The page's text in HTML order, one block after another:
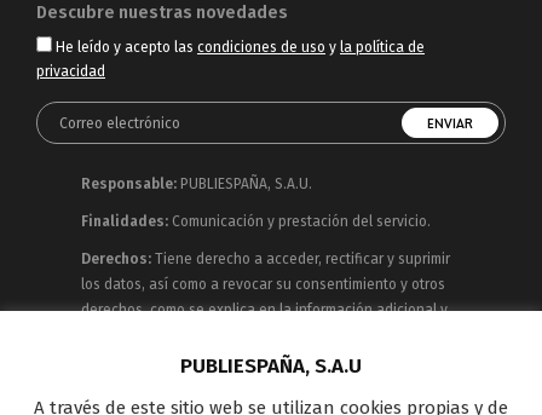
Descubre nuestras novedades
He leído y acepto las condiciones de uso y la política de
privacidad
Responsable: PUBLIESPAÑA, S.A.U.
Finalidades: Comunicación y prestación del servicio.
Derechos: Tiene derecho a acceder, rectificar y suprimir
los datos, así como a revocar su consentimiento y otros
derechos, como se explica en la información adicional y
Publiespaña es empresa de Mediaset España
PUBLIESPAÑA, S.A.U
A través de este sitio web se utilizan cookies propias y de